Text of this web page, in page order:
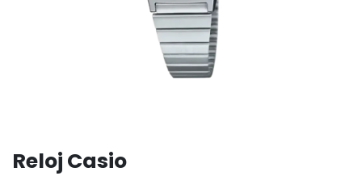
Reloj Casio